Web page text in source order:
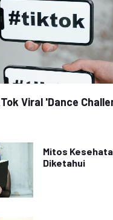
Viral 'Dance
Mitos
Diketahui